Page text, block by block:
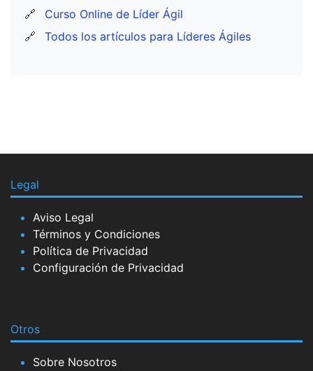
🔗
Curso Online de Líder Ágil
🔗
Todos los artículos para Líderes Ágiles
Legal
Aviso Legal
Términos y Condiciones
Política de Privacidad
Configuración de Privacidad
Otros
Sobre Nosotros